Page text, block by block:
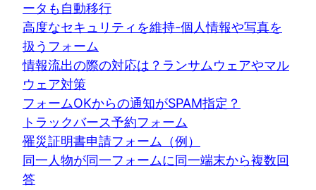
ータも自動移行
高度なセキュリティを維持-個人情報や写真を
扱うフォーム
情報流出の際の対応は？ランサムウェアやマル
ウェア対策
フォームOKからの通知がSPAM指定？
トラックバース予約フォーム
罹災証明書申請フォーム（例）
同一人物が同一フォームに同一端末から複数回
答